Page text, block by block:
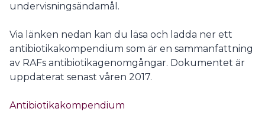
undervisningsändamål.
Via länken nedan kan du läsa och ladda ner ett
antibiotikakompendium som är en sammanfattning
av RAFs antibiotikagenomgångar. Dokumentet är
uppdaterat senast våren 2017.
Antibiotikakompendium